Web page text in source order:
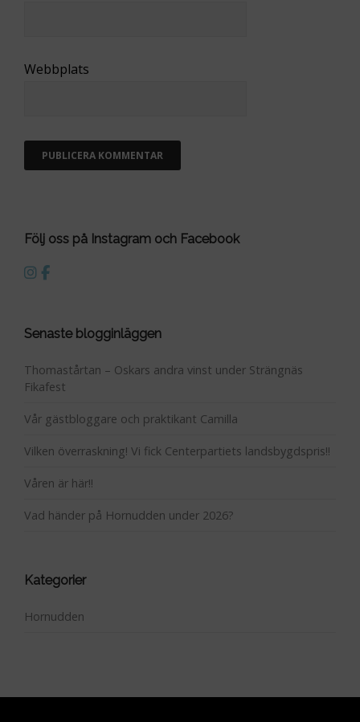
Webbplats
Följ oss på Instagram och Facebook
Senaste blogginläggen
Thomastårtan – Oskars andra vinst under Strängnäs
Fikafest
Vår gästbloggare och praktikant Camilla
Vilken överraskning! Vi fick Centerpartiets landsbygdspris!!
Våren är här!!
Vad händer på Hornudden under 2026?
Kategorier
Hornudden